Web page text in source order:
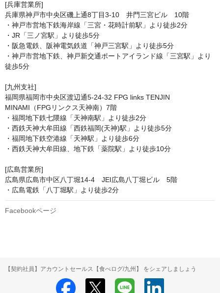
[兵庫営業所]
兵庫県神戸市中央区磯上通8丁目3-10　井門三宮ビル　10階
・神戸市営地下鉄海岸線「三宮・花時計前駅」より徒歩2分
・JR「三ノ宮駅」より徒歩5分
・阪急電鉄、阪神電気鉄道「神戸三宮駅」より徒歩5分
・神戸市営地下鉄、神戸新交通ポートアイランド線「三宮駅」より
徒歩5分
[九州支社]
福岡県福岡市中央区渡辺通5-24-32 FPG links TENJIN
MINAMI（FPGリンクス天神南）7階
・福岡地下鉄七隈線「天神南駅」より徒歩2分
・西鉄天神大牟田線「西鉄福岡(天神)駅」より徒歩5分
・福岡地下鉄空港線「天神駅」より徒歩6分
・西鉄天神大牟田線、地下鉄「薬院駅」より徒歩10分
[広島営業所]
広島県広島市中区八丁堀14-4　JEI広島八丁堀ビル　5階
・広島電鉄「八丁堀駅」より徒歩2分
Facebookページ
【契約社員】アカウントセールス【食べログ/九州】 をシェアしましょう